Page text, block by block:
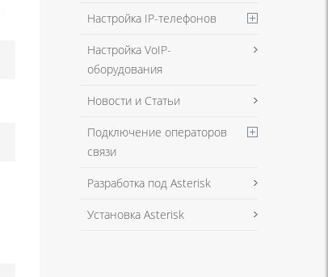
Настройка IP-телефонов
Настройка VoIP-
оборудования
Новости и Статьи
Подключение операторов
связи
Разработка под Asterisk
Установка Asterisk